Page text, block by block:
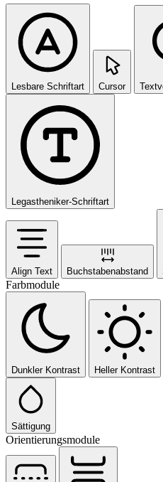
Lesbare Schriftart Cursor
Legastheniker-Schriftart
Align Text Buchstabenabstand
Farbmodule
Dunkler Kontrast Heller Kontrast
Sättigung
Orientierungsmodule